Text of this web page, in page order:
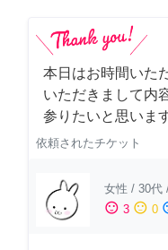
本日はお時間いた
いただきまして内
参りたいと思いま
依頼されたチケット
女性 / 30代
sentiment_satisfied 3 sentiment_neutral 0